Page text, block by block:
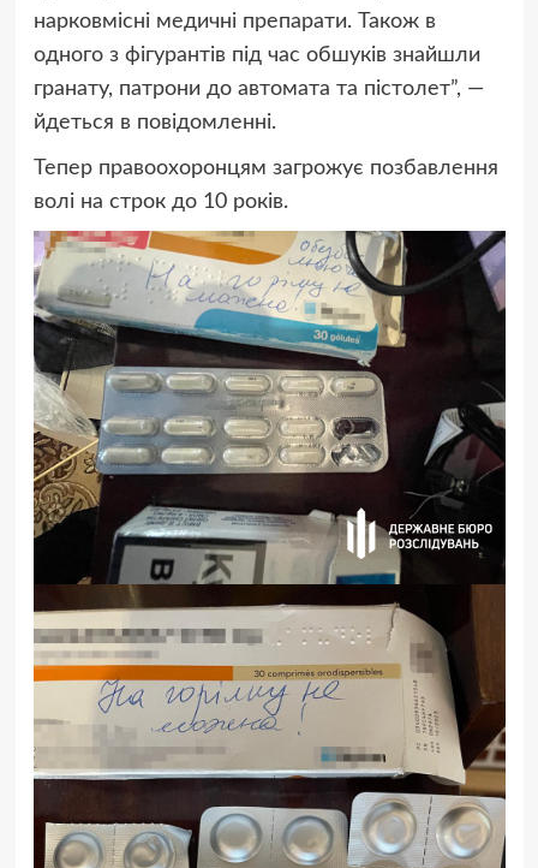
нарковмісні медичні препарати. Також в
одного з фігурантів під час обшуків знайшли
гранату, патрони до автомата та пістолет”, —
йдеться в повідомленні.
Тепер правоохоронцям загрожує позбавлення
волі на строк до 10 років.